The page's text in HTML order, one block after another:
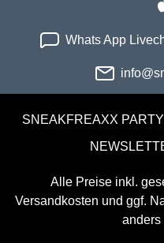
Whats App
SNEAKFREAXX PARTY
Alle Preise inkl.
Versandkosten und ggf.
anders